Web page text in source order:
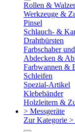
Rollen &
Werkzeuge &
Pinsel
Schlauch- &
Drahtbürsten
Farbschaber
Abdecken &
Farbwannen &
Schleifen
Spezial-Artikel
Klebebänder
Holzleitern &
> Messgeräte
Zur Kategorie >